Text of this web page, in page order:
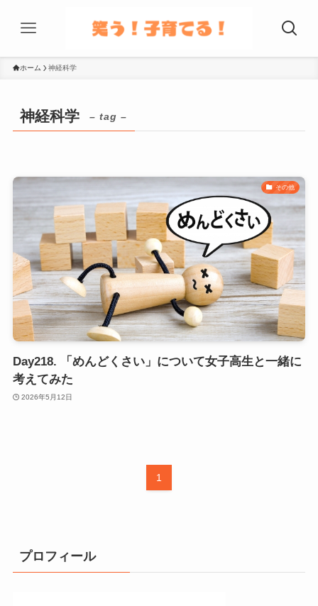
ホーム 神経科学
神経科学 – tag –
その他
Day218. 「めんどくさい」について女子高生と一緒に
考えてみた
2026年5月12日
1
プロフィール